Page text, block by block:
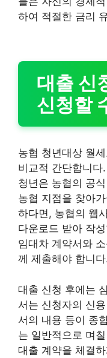
하여 적절한 금리
대출 신
신청할
농협 청년대상 월
비교적 간단합니
청년은 농협의 공
농협 지점을 찾아
하다면, 농협의 웹
다운로드 받아 작
임대차 계약서와
께 제출해야 합니
대출 신청 후에는
서는 신청자의 신
서의 내용 등이 종
는 일반적으로 며
대출 계약을 체결